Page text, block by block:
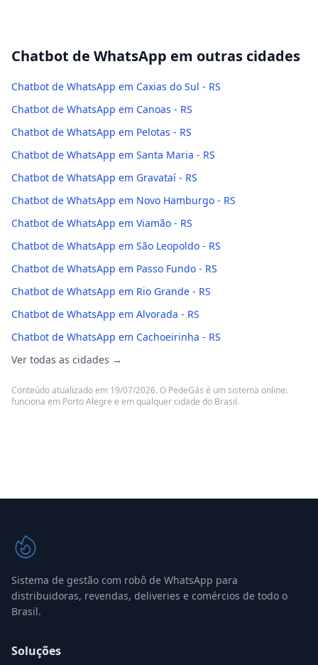
Chatbot de WhatsApp em outras cidades
Chatbot de WhatsApp em Caxias do Sul - RS
Chatbot de WhatsApp em Canoas - RS
Chatbot de WhatsApp em Pelotas - RS
Chatbot de WhatsApp em Santa Maria - RS
Chatbot de WhatsApp em Gravataí - RS
Chatbot de WhatsApp em Novo Hamburgo - RS
Chatbot de WhatsApp em Viamão - RS
Chatbot de WhatsApp em São Leopoldo - RS
Chatbot de WhatsApp em Passo Fundo - RS
Chatbot de WhatsApp em Rio Grande - RS
Chatbot de WhatsApp em Alvorada - RS
Chatbot de WhatsApp em Cachoeirinha - RS
Ver todas as cidades →
Conteúdo atualizado em 19/07/2026. O PedeGás é um sistema online:
funciona em Porto Alegre e em qualquer cidade do Brasil.
Sistema de gestão com robô de WhatsApp para
distribuidoras, revendas, deliveries e comércios de todo o
Brasil.
Soluções